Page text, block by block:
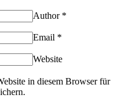
Author *
Email *
Website
in diesem Browser für